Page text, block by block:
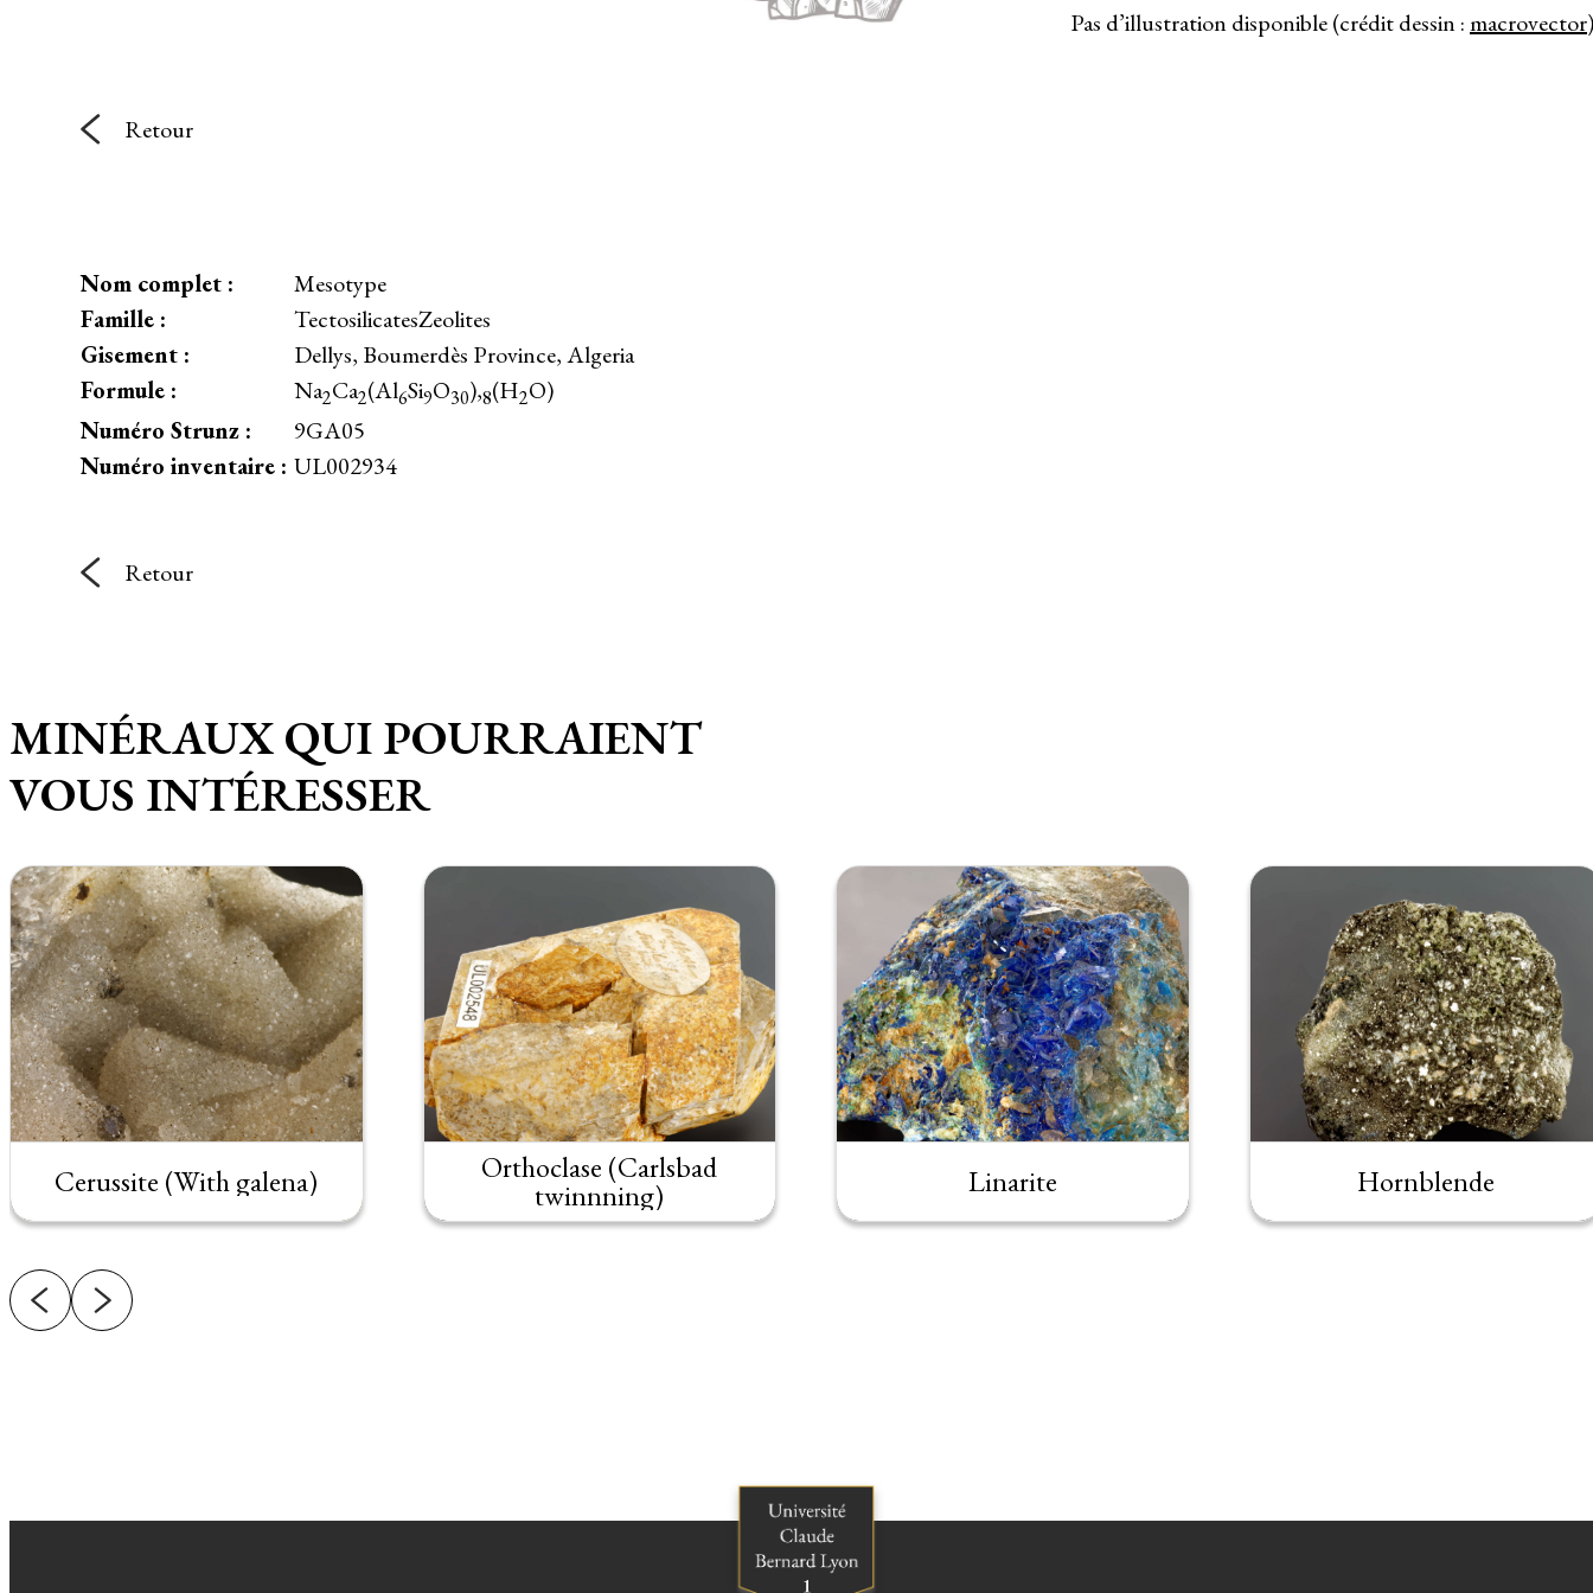
Pas d’illustration disponible (crédit dessin :macrovector)
Retour
Nom complet :
Mesotype
Famille :
TectosilicatesZeolites
Gisement :
Dellys, Boumerdès Province, Algeria
Formule :
Na2Ca2(Al6Si9O30),8(H2O)
Numéro Strunz :
9GA05
Numéro inventaire : UL002934
Retour
MINÉRAUX QUI POURRAIENT
VOUS INTÉRESSER
Cerussite (With galena) Orthoclase (Carlsbad
twinnning) Linarite Hornblende